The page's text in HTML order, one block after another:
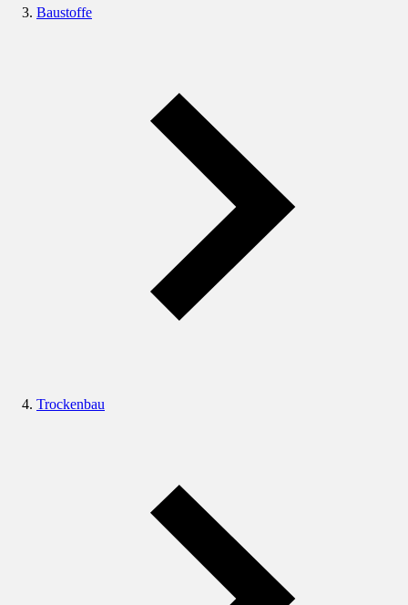
Baustoffe
Trockenbau